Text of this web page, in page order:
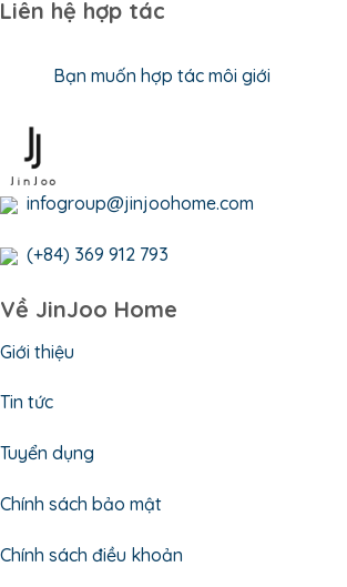
Liên hệ hợp tác
Bạn muốn hợp tác môi giới
infogroup@jinjoohome.com
(+84) 369 912 793
Về JinJoo Home
Giới thiệu
Tin tức
Tuyển dụng
Chính sách bảo mật
Chính sách điều khoản